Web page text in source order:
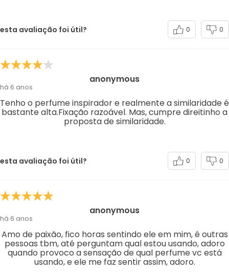
esta avaliação foi útil? 0 0
anonymous
há 6 anos
Tenho o perfume inspirador e realmente a similaridade é
bastante alta.Fixação razoável. Mas, cumpre direitinho a
proposta de similaridade.
esta avaliação foi útil? 0 0
anonymous
há 6 anos
Amo de paixão, fico horas sentindo ele em mim, é outras
pessoas tbm, até perguntam qual estou usando, adoro
quando provoco a sensação de qual perfume vc está
usando, e ele me faz sentir assim, adoro.